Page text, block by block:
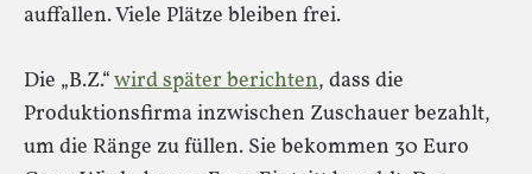
auffallen. Viele Plätze bleiben frei.
Die „B.Z.“wird später berichten, dass die
Produktionsfirma inzwischen Zuschauer bezahlt,
um die Ränge zu füllen. Sie bekommen 30 Euro